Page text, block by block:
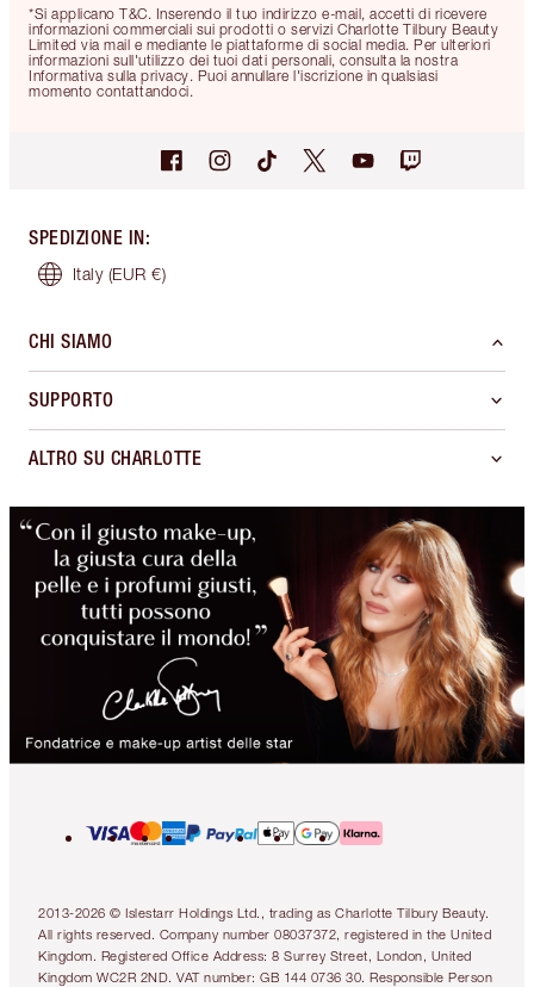
*Si applicano T&C. Inserendo il tuo indirizzo e-mail, accetti di ricevere
informazioni commerciali sui prodotti o servizi Charlotte Tilbury Beauty
Limited via mail e mediante le piattaforme di social media. Per ulteriori
informazioni sull'utilizzo dei tuoi dati personali, consulta la nostra
Informativa sulla privacy. Puoi annullare l'iscrizione in qualsiasi
momento contattandoci.
SPEDIZIONE IN:
Italy (EUR €)
CHI SIAMO
SUPPORTO
ALTRO SU CHARLOTTE
2013-2026 © Islestarr Holdings Ltd., trading as Charlotte Tilbury Beauty.
All rights reserved. Company number 08037372, registered in the United
Kingdom. Registered Office Address: 8 Surrey Street, London, United
Kingdom WC2R 2ND. VAT number: GB 144 0736 30. Responsible Person